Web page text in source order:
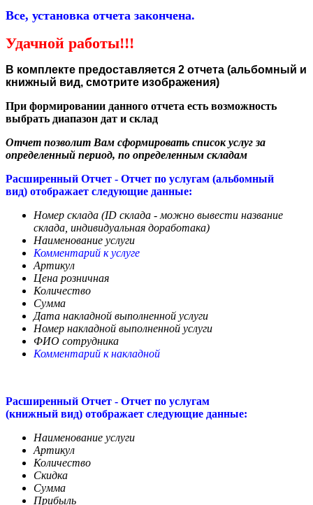
Все, установка отчета закончена.
Удачной работы!!!
В комплекте предоставляется 2 отчета (альбомный и
книжный вид, смотрите изображения)
При формировании данного отчета есть возможность
выбрать диапазон дат и склад
Отчет позволит Вам сформировать список услуг за
определенный период, по определенным складам
Расширенный Отчет - Отчет по услугам (альбомный
вид) отображает следующие данные:
Номер склада (ID склада - можно вывести название
склада, индивидуальная доработака)
Наименование услуги
Комментарий к услуге
Артикул
Цена розничная
Количество
Сумма
Дата накладной выполненной услуги
Номер накладной выполненной услуги
ФИО сотрудника
Комментарий к накладной
Расширенный Отчет - Отчет по услугам
(книжный вид) отображает следующие данные:
Наименование услуги
Артикул
Количество
Скидка
Сумма
Прибыль